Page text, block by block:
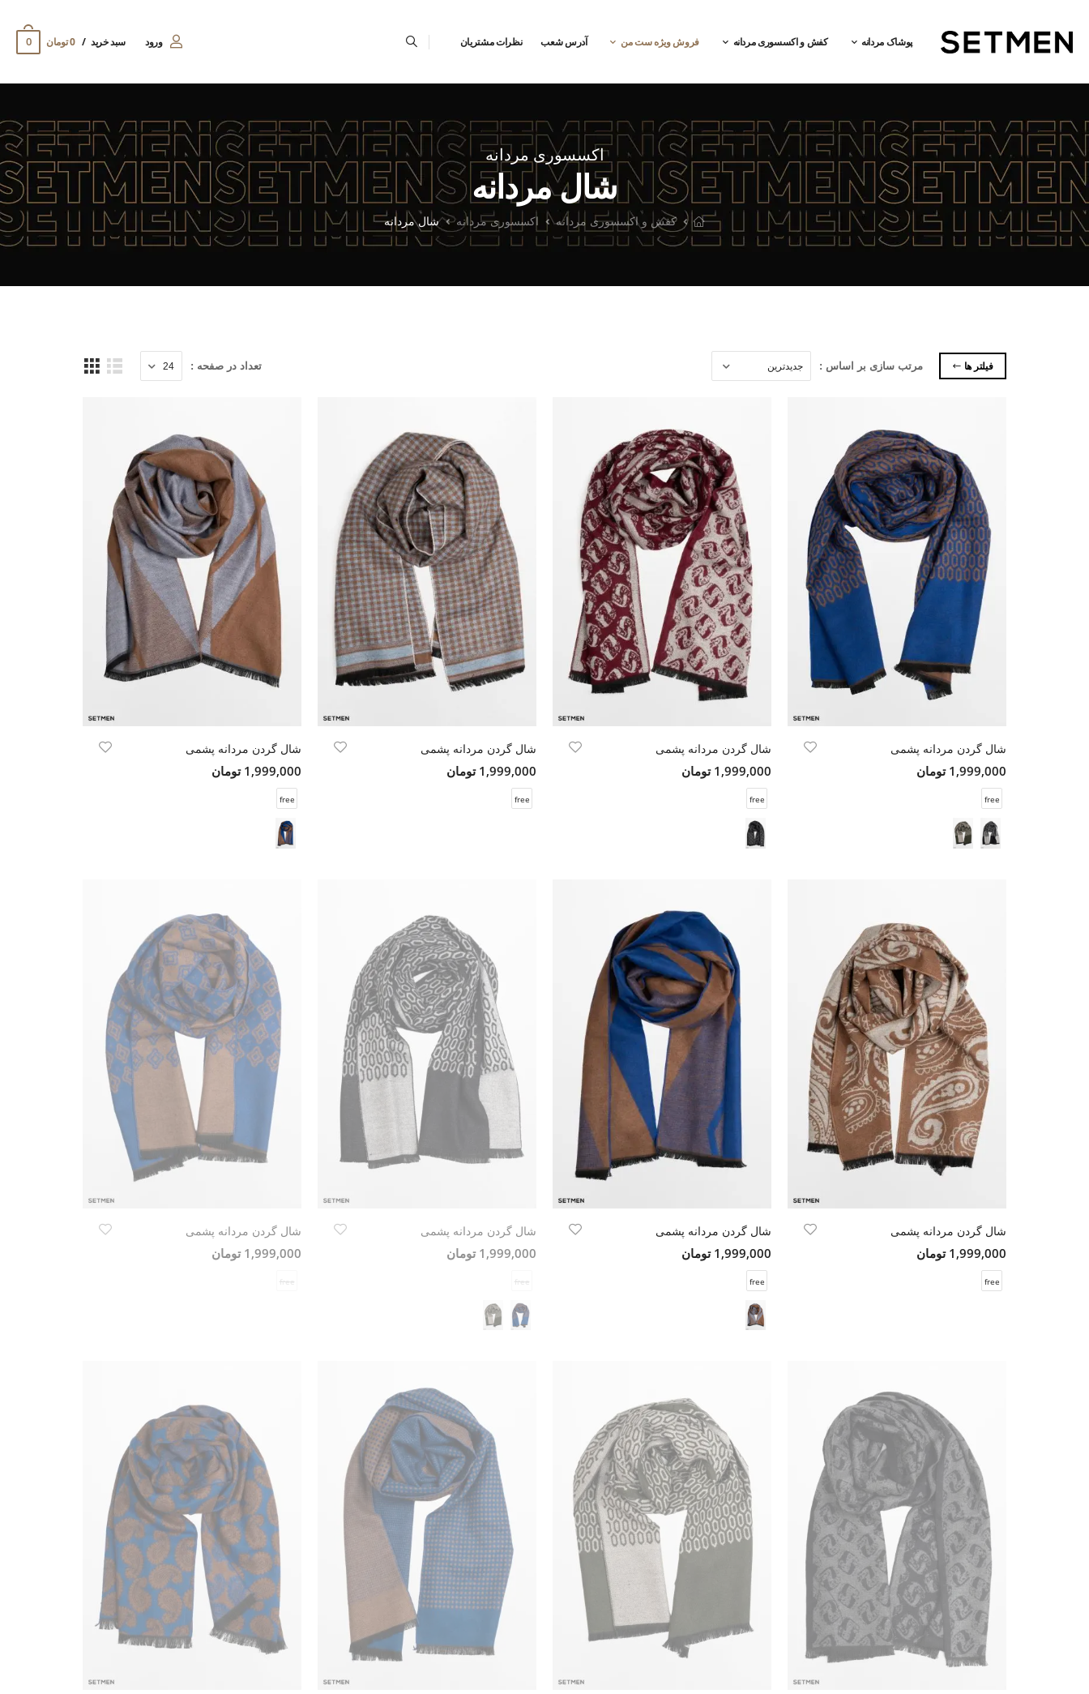
پوشاک مردانه کفش و اکسسوری مردانه فروش ویژه ست من آدرس شعب نظرات مشتریان ورود سبد خرید 0 تومان 0
اکسسوری مردانه
شال مردانه
کفش و اکسسوری مردانه اکسسوری مردانه شال مردانه
فیلتر ها مرتب سازی بر اساس : تعداد در صفحه :
شال گردن مردانه پشمی
1,999,000 تومان
free
شال گردن مردانه پشمی
1,999,000 تومان
free
شال گردن مردانه پشمی
1,999,000 تومان
free
شال گردن مردانه پشمی
1,999,000 تومان
free
شال گردن مردانه پشمی
1,999,000 تومان
free
شال گردن مردانه پشمی
1,999,000 تومان
free
شال گردن مردانه پشمی
1,999,000 تومان
free
شال گردن مردانه پشمی
1,999,000 تومان
free